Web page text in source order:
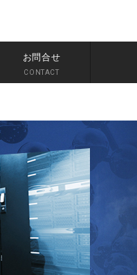
お問合せ
CONTACT